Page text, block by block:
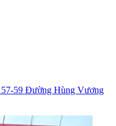
57-59 Đường Hùng Vương